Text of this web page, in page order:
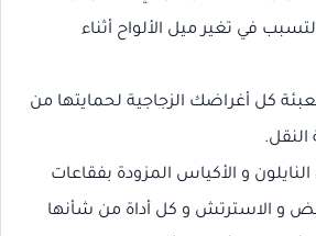
في تغير ميل الألواح أثناء
كل أغراضك الزجاجية لحمايتها من
النقل.
النايلون و الأكياس المزودة بفقاعات
و الاسترتش و كل أداة من شأنها